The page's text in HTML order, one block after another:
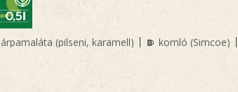
árpamaláta (pilseni, karamell) komló (Simcoe)